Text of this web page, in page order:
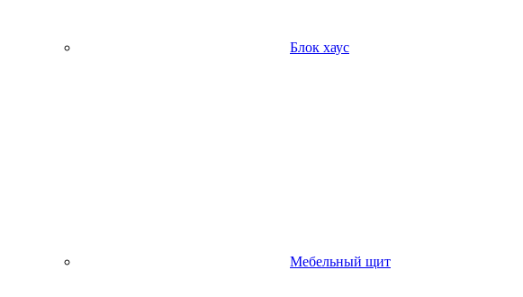
Блок хаус
Мебельный щит